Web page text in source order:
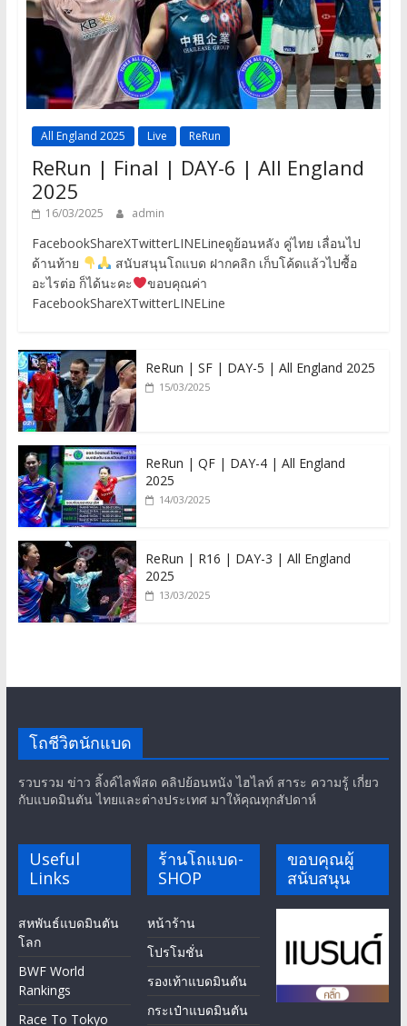
All England 2025 Live ReRun
ReRun | Final | DAY-6 | All England
2025
16/03/2025 admin
FacebookShareXTwitterLINELineดูย้อนหลัง คู่ไทย เลื่อนไป
ด้านท้าย
สนับสนุนโถแบด ฝากคลิก เก็บโค้ดแล้วไปซื้อ
อะไรต่อ ก็ได้นะคะ
ขอบคุณค่า
FacebookShareXTwitterLINELine
ReRun | SF | DAY-5 | All England 2025
15/03/2025
ReRun | QF | DAY-4 | All England
2025
14/03/2025
ReRun | R16 | DAY-3 | All England
2025
13/03/2025
โถชีวิตนักแบด
รวบรวม ข่าว ลิ้งค์ไลฟ์สด คลิปย้อนหนัง ไฮไลท์ สาระ ความรู้ เกี่ยว
กับแบดมินตัน ไทยและต่างประเทศ มาให้คุณทุกสัปดาห์
Useful
Links
สหพันธ์แบดมินตัน
โลก
BWF World
Rankings
Race To Tokyo
ร้านโถแบด-
SHOP
หน้าร้าน
โปรโมชั่น
รองเท้าแบดมินตัน
กระเป๋าแบดมินตัน
ขอบคุณผู้
สนับสนุน